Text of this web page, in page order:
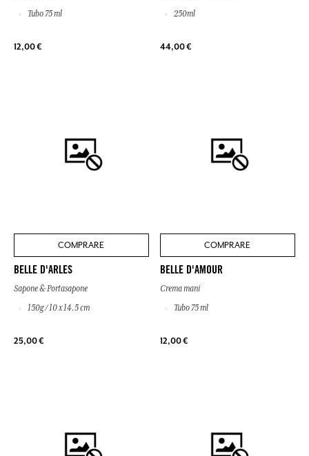
Tubo 75 ml
12,00 €
250ml
44,00 €
COMPRARE
BELLE D'ARLES
Sapone & Portasapone
150g / 10 x 14.5 cm
25,00 €
COMPRARE
BELLE D'AMOUR
Crema mani
Tubo 75 ml
12,00 €